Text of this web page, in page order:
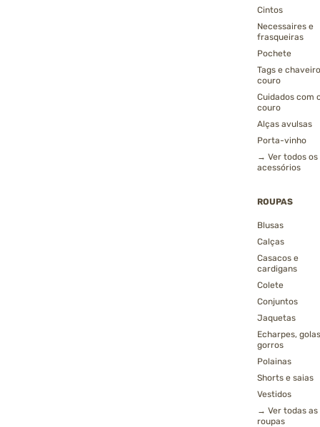
Cintos
Necessaires e
frasqueiras
Pochete
Tags e
couro
Cuidados com
couro
Alças avulsas
Porta-vinho
→ Ver todos os
acessórios
ROUPAS
Blusas
Calças
Casacos e
cardigans
Colete
Conjuntos
Jaquetas
Echarpes,
gorros
Polainas
Shorts e saias
Vestidos
→ Ver todas as
roupas